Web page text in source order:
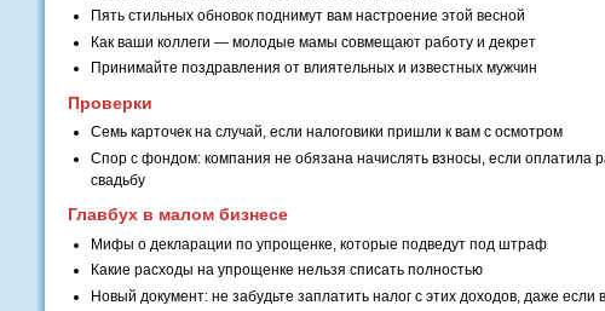
Пять стильных обновок поднимут вам настроение этой весной
Как ваши коллеги — молодые мамы совмещают работу и декрет
Принимайте поздравления от влиятельных и известных мужчин
Проверки
Семь карточек на случай, если налоговики пришли к вам с осмотром
Спор с фондом: компания не обязана начислять взносы, если оплатила
свадьбу
Главбух в малом бизнесе
Мифы о декларации по упрощенке, которые подведут под штраф
Какие расходы на упрощенке нельзя списать полностью
Новый документ: не забудьте заплатить налог с этих доходов, даже